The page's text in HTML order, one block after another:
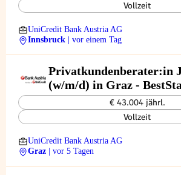
Vollzeit
UniCredit Bank Austria AG
Innsbruck
| vor einem Tag
Privatkundenberater:in
(w/m/d) in Graz -
Programm € 43.004 jährl.
Vollzeit
UniCredit Bank Austria AG
Graz
| vor 5 Tagen